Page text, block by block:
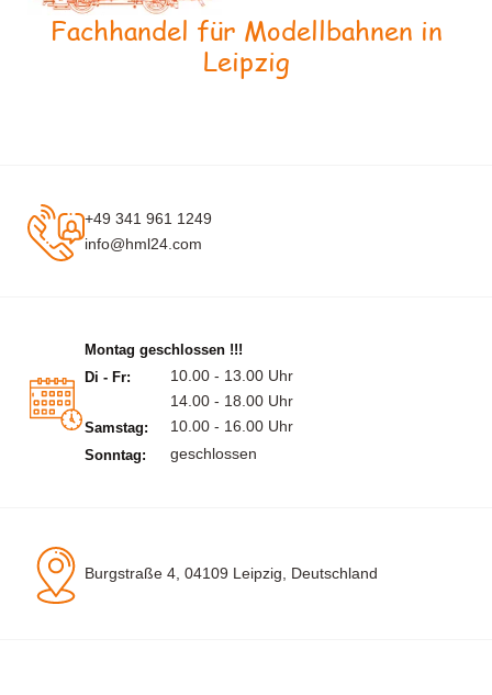
Fachhandel für Modellbahnen in
Leipzig
+49 341 961 1249
info@hml24.com
Montag geschlossen !!!
Di - Fr:
10.00 - 13.00 Uhr
14.00 - 18.00 Uhr
Samstag: 10.00 - 16.00 Uhr
Sonntag: geschlossen
Burgstraße 4, 04109 Leipzig, Deutschland